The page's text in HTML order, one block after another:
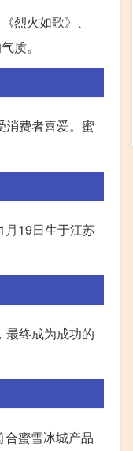
烈火如歌》、
质。
消费者喜爱。蜜
月19日生于江苏
最终成为成功的
蜜雪冰城产品